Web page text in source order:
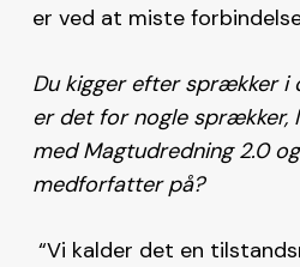
er ved at miste
Du kigger efter sprækker i
er det for nogle sprækker,
med Magtudredning 2.0
medforfatter på?
“Vi kalder det en